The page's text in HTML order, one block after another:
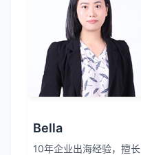
Bella
10年企业出海经验，擅长